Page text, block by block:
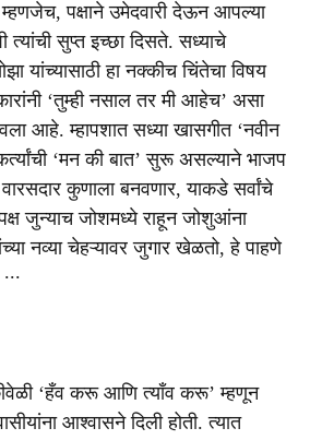
पक्षाने उमेदवारी देऊन आपल्या
सुप्त इच्छा दिसते. सध्याचे
यांच्यासाठी हा नक्कीच चिंतेचा विषय
‘तुम्ही नसाल तर मी आहेच’ असा
आहे. म्हापशात सध्या खासगीत ‘नवीन
‘मन की बात’ सुरू असल्याने भाजप
कुणाला बनवणार, याकडे सर्वांचे
जुन्याच जोशमध्ये राहून जोशुआंना
नव्या चेहऱ्यावर जुगार खेळतो, हे पाहणे
‘हँव करू आणि त्याँव करू’ म्हणून
आश्‍वासने दिली होती. त्यात